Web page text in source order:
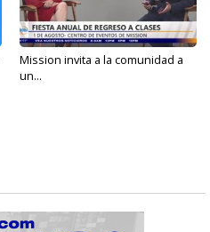
Mission invita a la comunidad a
un...